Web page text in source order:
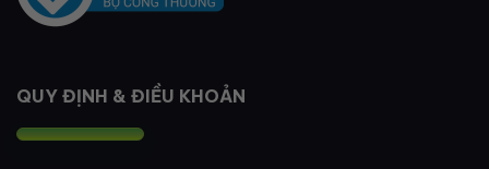
QUY ĐỊNH & ĐIỀU KHOẢN